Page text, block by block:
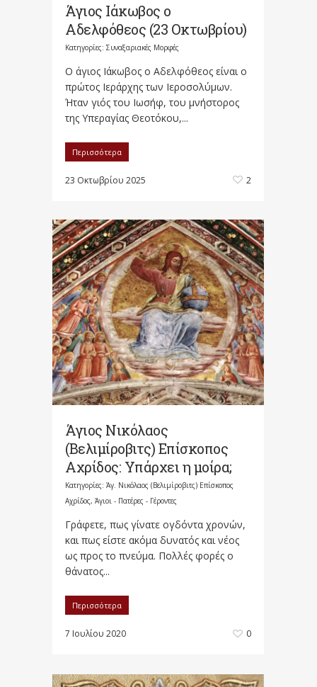
Άγιος Ιάκωβος ο
Αδελφόθεος (23 Οκτωβρίου)
Κατηγορίες: Συναξαριακές Μορφές
Ο άγιος Ιάκωβος ο Αδελφόθεος είναι ο
πρώτος Ιεράρχης των Ιεροσολύμων.
Ήταν γιός του Ιωσήφ, του μνήστορος
της Υπεραγίας Θεοτόκου,...
Περισσότερα
23 Οκτωβρίου 2025 2
Άγιος Νικόλαος
(Βελιμίροβιτς) Επίσκοπος
Αχρίδος: Υπάρχει η μοίρα;
Κατηγορίες: Άγ. Νικόλαος (Βελιμίροβιτς) Επίσκοπος
Αχρίδος, Άγιοι - Πατέρες - Γέροντες
Γράφετε, πως γίνατε ογδόντα χρονών,
και πως είστε ακόμα δυνατός και νέος
ως προς το πνεύμα. Πολλές φορές ο
θάνατος...
Περισσότερα
7 Ιουλίου 2020 0